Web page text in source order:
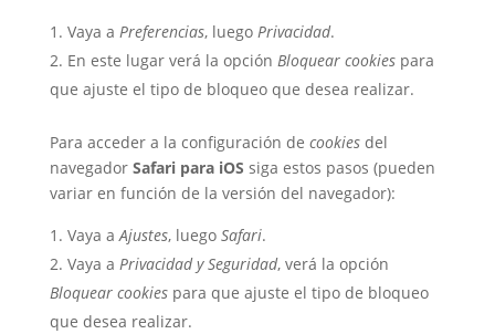
Vaya a Preferencias, luego Privacidad.
En este lugar verá la opción Bloquear cookiespara
que ajuste el tipo de bloqueo que desea realizar.
Para acceder a la configuración de cookiesdel
navegador Safari para iOS siga estos pasos (pueden
variar en función de la versión del navegador):
Vaya aAjustes, luego Safari.
Vaya a Privacidad y Seguridad, verá la opción
Bloquear cookiespara que ajuste el tipo de bloqueo
que desea realizar.